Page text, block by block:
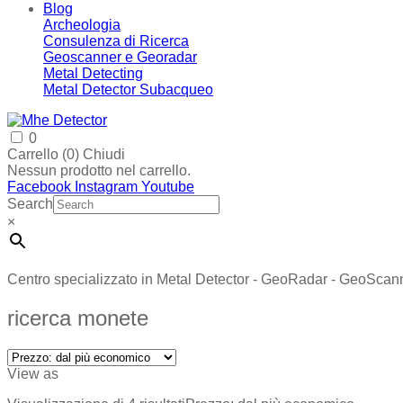
Blog
Archeologia
Consulenza di Ricerca
Geoscanner e Georadar
Metal Detecting
Metal Detector Subacqueo
0
Carrello (0) Chiudi
Nessun prodotto nel carrello.
Facebook Instagram Youtube
Search
×
Centro specializzato in Metal Detector - GeoRadar -
ricerca monete
View as